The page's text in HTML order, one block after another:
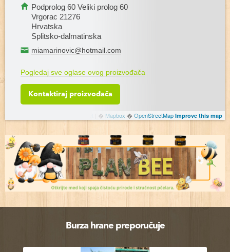
� Mapbox �OpenStreetMap Improve this map
Podprolog 60 Veliki prolog 60
Vrgorac 21276
Hrvatska
Splitsko-dalmatinska
miamarinovic@hotmail.com
Pogledaj sve oglase ovog proizvođača
Kontaktiraj proizvođača
Burza hrane preporučuje